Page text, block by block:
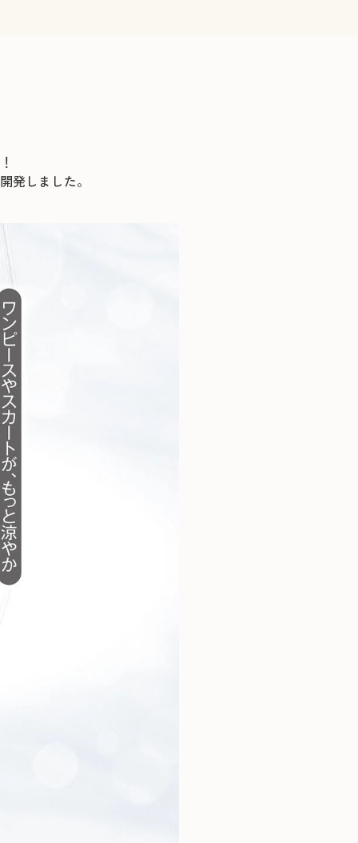
発しました。